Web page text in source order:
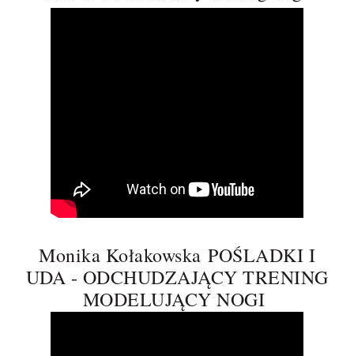
Monika Kołakowska POŚLADKI I
UDA - ODCHUDZAJĄCY TRENING
MODELUJĄCY NOGI